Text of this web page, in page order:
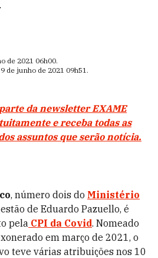
de 2021 06h00.
9 de junho de 2021 09h51.
da newsletter EXAME
e receba todas as
assuntos que serão notícia.
, número dois do Ministério
de Eduardo Pazuello, é
pela CPI da Covid. Nomeado
em março de 2021, o
teve várias atribuições nos 10